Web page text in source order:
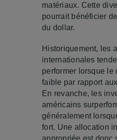
matériaux. Cette
pourrait bénéficier
du dollar.
Historiquement, les
internationales
performer lorsque le
faible par rapport
En revanche, les
américains
généralement
fort. Une allocation
appropriée est donc